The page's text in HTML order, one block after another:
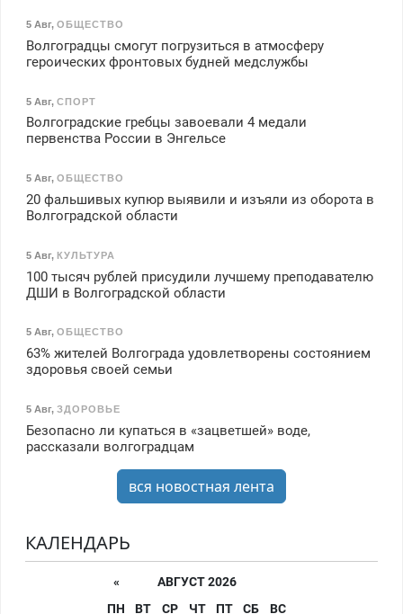
5 Авг, ОБЩЕСТВО
Волгоградцы смогут погрузиться в атмосферу
героических фронтовых будней медслужбы
5 Авг, СПОРТ
Волгоградские гребцы завоевали 4 медали
первенства России в Энгельсе
5 Авг, ОБЩЕСТВО
20 фальшивых купюр выявили и изъяли из оборота в
Волгоградской области
5 Авг, КУЛЬТУРА
100 тысяч рублей присудили лучшему преподавателю
ДШИ в Волгоградской области
5 Авг, ОБЩЕСТВО
63% жителей Волгограда удовлетворены состоянием
здоровья своей семьи
5 Авг, ЗДОРОВЬЕ
Безопасно ли купаться в «зацветшей» воде,
рассказали волгоградцам
вся новостная лента
КАЛЕНДАРЬ
«
АВГУСТ 2026
ПН
ВТ СР ЧТ ПТ СБ ВС